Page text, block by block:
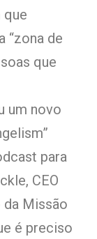
que
“zona de
que
um novo
para
CEO
da Missão
é preciso